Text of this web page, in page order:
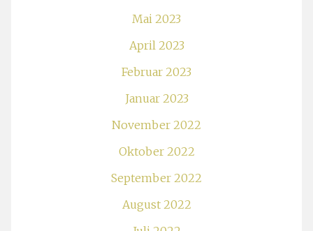
Mai 2023
April 2023
Februar 2023
Januar 2023
November 2022
Oktober 2022
September 2022
August 2022